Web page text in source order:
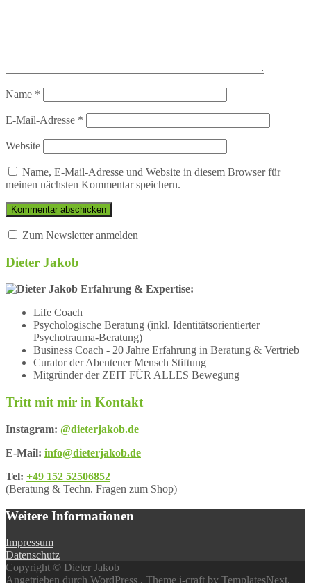
Name *
E-Mail-Adresse *
Website
Name, E-Mail-Adresse und Website in diesem Browser für
meinen nächsten Kommentar speichern.
Zum Newsletter anmelden
Dieter Jakob
Erfahrung & Expertise:
Life Coach
Psychologische Beratung (inkl. Identitätsorientierter
Psychotrauma-Beratung)
Business Coach - 20 Jahre Erfahrung in Beratung & Vertrieb
Curator der Abenteuer Mensch Stiftung
Mitgründer der ZEIT FÜR ALLES Bewegung
Tritt mit mir in Kontakt
Instagram: @dieterjakob.de
E-Mail: info@dieterjakob.de
Tel: +49 152 52506852
(Beratung & Techn. Fragen zum Shop)
Weitere Informationen
Impressum
Datenschutz
Copyright © Dieter Jakob
Angetrieben durch WordPress , Theme i-craft by TemplatesNext.